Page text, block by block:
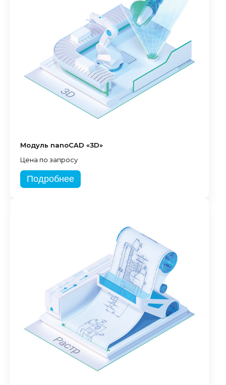
Модуль nanoCAD «3D»
Цена по запросу
Подробнее